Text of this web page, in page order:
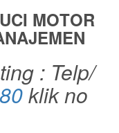
MOTOR
: Telp/
klik no